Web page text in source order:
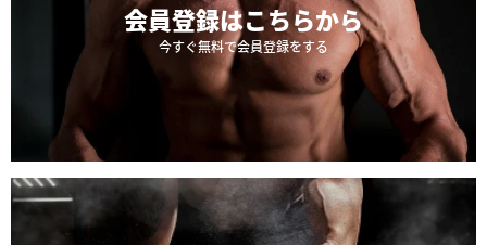
会員登録はこちらから
今すぐ無料で会員登録をする